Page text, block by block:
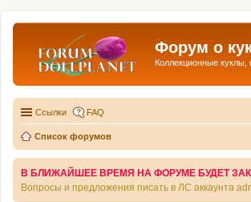
Форум о
Коллекционные
Ссылки FAQ
Список форумов
В БЛИЖАЙШЕЕ ВРЕМЯ НА ФОРУМЕ БУДЕТ
Вопросы и предложения писать в ЛС аккаунта